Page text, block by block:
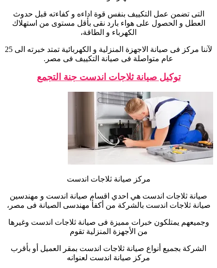
التى تضمن عمل التكييف بنفس قوة اداءه و كفاءته قبل حدوث
العطل و الحصول على هواء بارد نقى بأقل مستوى من استهلاك
الكهرباء و الطاقة،
لآننا مركز فى صيانة الاجهزة المنزلية و الكهربائية تمتد خبرته الى 25
عام متواصلة فى صيانة التكييف فى مصر.
توكيل صيانة ثلاجات اندست جنة التجمع
مركز صيانة ثلاجات اندست
صيانة ثلاجات اندست هي احدي اقسام صيانة اندست و مهندسين
صيانة ثلاجات اندست بالشركة من أكفأ مهندسى الصيانة فى مصر،
وجميعهم يمتلكون خبرات مميزة فى صيانة ثلاجات اندست وغيرها
من الأجهزة المنزلية تقوم
الشركة بجميع أنواع صيانة ثلاجات اندست بمقر العميل أو بأقرب
مركز صيانة اندست لعنوانه